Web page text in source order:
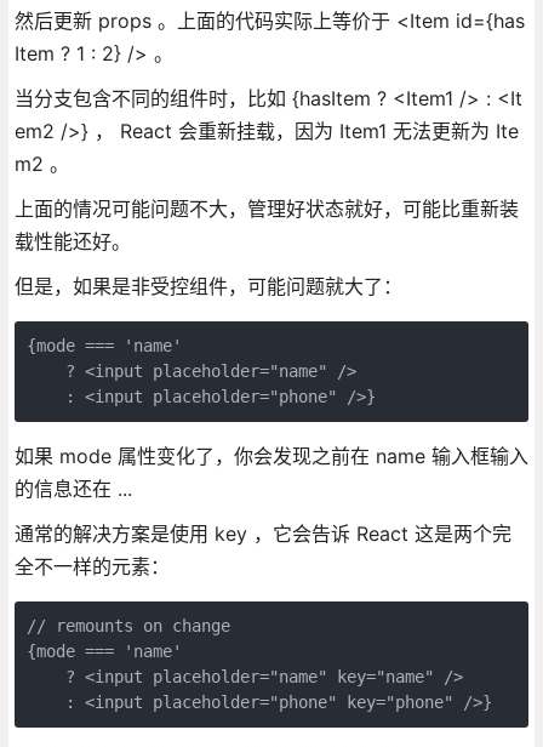
然后更新 props 。上面的代码实际上等价于 <Item id={has
Item ? 1 : 2} /> 。
当分支包含不同的组件时，比如 {hasItem ? <Item1 /> : <It
em2 />} ， React 会重新挂载，因为 Item1 无法更新为 Ite
m2 。
上面的情况可能问题不大，管理好状态就好，可能比重新装
载性能还好。
但是，如果是非受控组件，可能问题就大了：
{mode === 'name'
    ? <input placeholder="name" />
    : <input placeholder="phone" />}
如果 mode 属性变化了，你会发现之前在 name 输入框输入
的信息还在 ...
通常的解决方案是使用 key ，它会告诉 React 这是两个完
全不一样的元素：
// remounts on change
{mode === 'name'
    ? <input placeholder="name" key="name" />
    : <input placeholder="phone" key="phone" />}